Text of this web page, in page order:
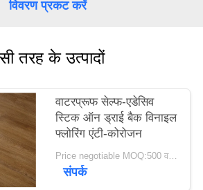
विवरण प्रकट करें
तरह के उत्पादों
वाटरप्रूफ सेल्फ-एडेसिव
स्टिक ऑन ड्राई बैक विनाइल
फ्लोरिंग एंटी-कोरोजन
Price negotiable MOQ:500 वर्ग मीटर
संपर्क